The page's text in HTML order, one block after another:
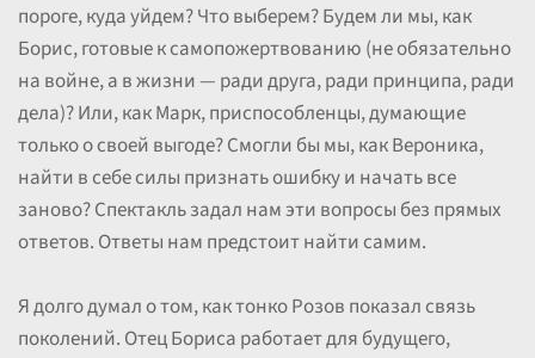
пороге, куда уйдем? Что выберем? Будем ли мы, как
Борис, готовые к самопожертвованию (не обязательно
на войне, а в жизни — ради друга, ради принципа, ради
дела)? Или, как Марк, приспособленцы, думающие
только о своей выгоде? Смогли бы мы, как Вероника,
найти в себе силы признать ошибку и начать все
заново? Спектакль задал нам эти вопросы без прямых
ответов. Ответы нам предстоит найти самим.
Я долго думал о том, как тонко Розов показал связь
поколений. Отец Бориса работает для будущего,